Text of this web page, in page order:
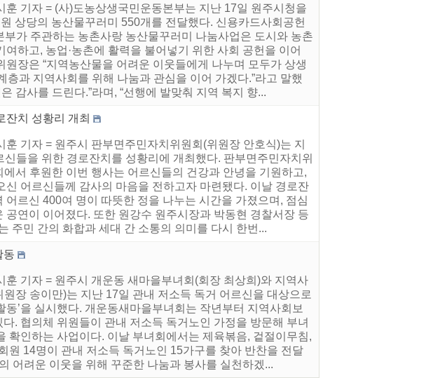
훈 기자 = (사)도농상생국민운동본부는 지난 17일 원주시청을
상당의 농산물꾸러미 550개를 전달했다. 신용카드사회공헌
가 주관하는 농촌사랑 농산물꾸러미 나눔사업은 도시와 농촌
하고, 농업·농촌에 활력을 불어넣기 위한 사회 공헌을 이어
장은 “지역농산물을 어려운 이웃들에게 나누며 모두가 상생
층과 지역사회를 위해 나눔과 관심을 이어 가겠다.”라고 말했
감사를 드린다.”라며, “선행에 발맞춰 지역 복지 향...
잔치 성황리 개최
기자 = 원주시 판부면주민자치위원회(위원장 안호식)는 지
들을 위한 경로잔치를 성황리에 개최했다. 판부면주민자치위
서 후원한 이번 행사는 어르신들의 건강과 안녕을 기원하고,
어르신들께 감사의 마음을 전하고자 마련됐다. 이날 경로잔
르신 400여 명이 따뜻한 정을 나누는 시간을 가졌으며, 점심
연이 이어졌다. 또한 원강수 원주시장과 박동현 경찰서장 등
주민 간의 화합과 세대 간 소통의 의미를 다시 한번...
동
훈 기자 = 원주시 개운동 새마을부녀회(회장 최상희)와 지역사
장 송이만)는 지난 17일 관내 저소득 독거 어르신을 대상으로
’을 실시했다. 개운동새마을부녀회는 작년부터 지역사회보
. 협의체 위원들이 관내 저소득 독거노인 가정을 방문해 부녀
확인하는 사업이다. 이날 부녀회에서는 제육볶음, 겉절이무침,
원 14명이 관내 저소득 독거노인 15가구를 찾아 반찬을 전달
어려운 이웃을 위해 꾸준한 나눔과 봉사를 실천하겠...